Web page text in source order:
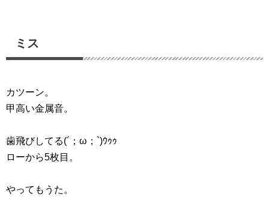
ミス
カツーン。
甲高い金属音。
歯飛びしてる(´；ω；`)ｳｩｩ
ローから5枚目。
やってもうた。